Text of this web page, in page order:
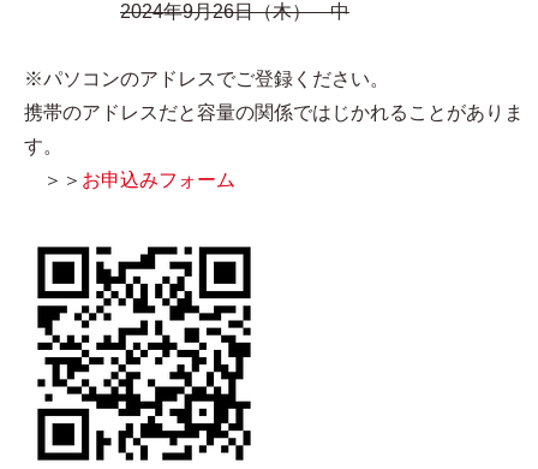
2024年9月26日（木） 中
※パソコンのアドレスでご登録ください。
携帯のアドレスだと容量の関係ではじかれることがありま
す。
＞＞ お申込みフォーム